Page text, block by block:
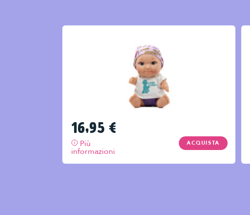
16,95 €
Più
informazioni
ACQUISTA